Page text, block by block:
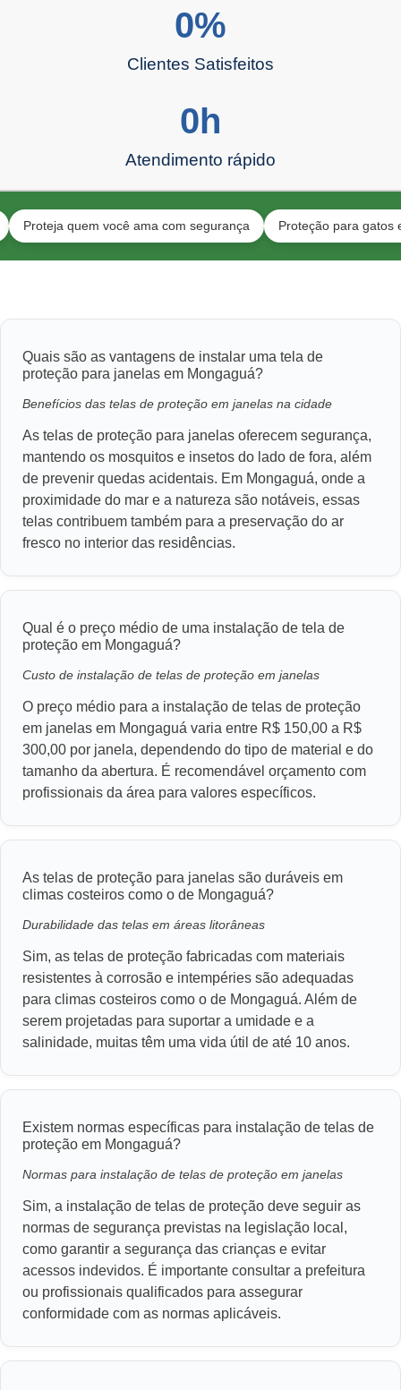
Clientes Satisfeitos
0%
Atendimento rápido
0 h
quem você ama com segurança Proteção para gatos e toda
Quais são as vantagens de instalar uma tela de
proteção para janelas em Mongaguá?
Benefícios das telas de proteção em janelas na cidade
As telas de proteção para janelas oferecem segurança,
mantendo os mosquitos e insetos do lado de fora, além
de prevenir quedas acidentais. Em Mongaguá, onde a
proximidade do mar e a natureza são notáveis, essas
telas contribuem também para a preservação do ar
fresco no interior das residências.
Qual é o preço médio de uma instalação de tela de
proteção em Mongaguá?
Custo de instalação de telas de proteção em janelas
O preço médio para a instalação de telas de proteção
em janelas em Mongaguá varia entre R$ 150,00 a R$
300,00 por janela, dependendo do tipo de material e do
tamanho da abertura. É recomendável orçamento com
profissionais da área para valores específicos.
As telas de proteção para janelas são duráveis em
climas costeiros como o de Mongaguá?
Durabilidade das telas em áreas litorâneas
Sim, as telas de proteção fabricadas com materiais
resistentes à corrosão e intempéries são adequadas
para climas costeiros como o de Mongaguá. Além de
serem projetadas para suportar a umidade e a
salinidade, muitas têm uma vida útil de até 10 anos.
Existem normas específicas para instalação de telas de
proteção em Mongaguá?
Normas para instalação de telas de proteção em janelas
Sim, a instalação de telas de proteção deve seguir as
normas de segurança previstas na legislação local,
como garantir a segurança das crianças e evitar
acessos indevidos. É importante consultar a prefeitura
ou profissionais qualificados para assegurar
conformidade com as normas aplicáveis.